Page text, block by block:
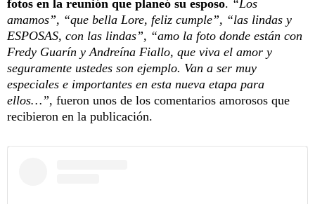
fotos en la reunión que planeó su esposo. “Los
amamos”, “que bella Lore, feliz cumple”, “las lindas y
ESPOSAS, con las lindas”, “amo la foto donde están con
Fredy Guarín y Andreína Fiallo, que viva el amor y
seguramente ustedes son ejemplo. Van a ser muy
especiales e importantes en esta nueva etapa para
ellos…”, fueron unos de los comentarios amorosos que
recibieron en la publicación.